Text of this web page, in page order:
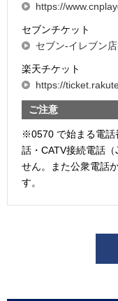
https://
セブンチケット
セブン-イレブン
楽天チケット
https://
ご注意
※0570 で始まる電話
話・CATV接続電話
せん。また公衆電話
す。